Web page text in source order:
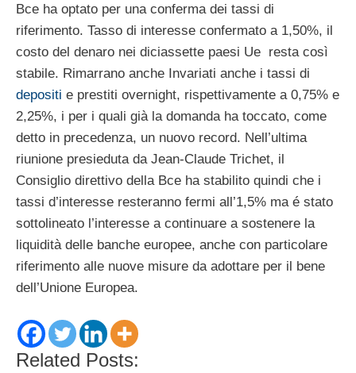
Bce ha optato per una conferma dei tassi di
riferimento. Tasso di interesse confermato a 1,50%, il
costo del denaro nei diciassette paesi Ue resta così
stabile. Rimarrano anche Invariati anche i tassi di
depositi e prestiti overnight, rispettivamente a 0,75% e
2,25%, i per i quali già la domanda ha toccato, come
detto in precedenza, un nuovo record. Nell’ultima
riunione presieduta da Jean-Claude Trichet, il
Consiglio direttivo della Bce ha stabilito quindi che i
tassi d’interesse resteranno fermi all’1,5% ma é stato
sottolineato l’interesse a continuare a sostenere la
liquidità delle banche europee, anche con particolare
riferimento alle nuove misure da adottare per il bene
dell’Unione Europea.
Related Posts: